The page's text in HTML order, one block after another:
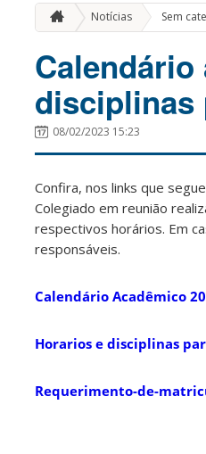
Notícias Sem
Calendário
disciplinas
08/02/2023 15:23
Confira, nos links que
Colegiado em reunião
respectivos horários. Em
responsáveis.
Calendário Acadêmico
Horarios e disciplinas
Requerimento-de-